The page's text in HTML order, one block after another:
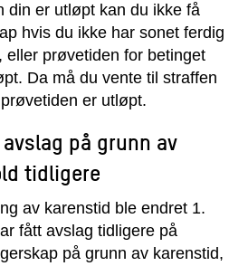
din er utløpt kan du ikke få
hvis du ikke har sonet ferdig
eller prøvetiden for betinget
Da må du vente til straffen
er utløpt.
på grunn av
tidligere
av karenstid ble endret 1.
fått avslag tidligere på
på grunn av karenstid,